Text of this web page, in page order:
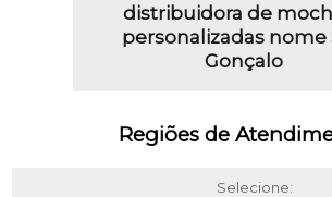
distribuidora de
personalizadas nome
Gonçalo
Regiões de
Selecione: